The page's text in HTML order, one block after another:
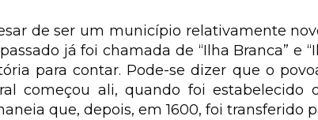
de ser um município relativamente
já foi chamada de “Ilha Branca” e
para contar. Pode-se dizer que o
começou ali, quando foi estabelecido
que, depois, em 1600, foi transferido